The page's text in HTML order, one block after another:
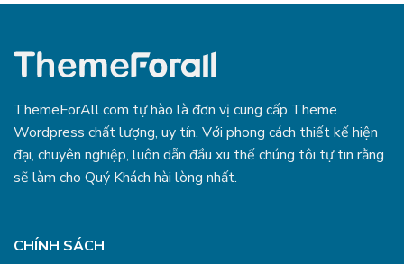
ThemeForAll.com tự hào là đơn vị cung cấp Theme
Wordpress chất lượng, uy tín. Với phong cách thiết kế hiện
đại, chuyên nghiệp, luôn dẫn đầu xu thế chúng tôi tự tin rằng
sẽ làm cho Quý Khách hài lòng nhất.
CHÍNH SÁCH